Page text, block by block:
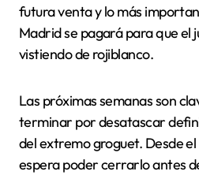
futura venta y lo más
Madrid se pagará para que el
vistiendo de rojiblanco.
Las próximas semanas son
terminar por desatascar
del extremo groguet. Desde
espera poder cerrarlo antes